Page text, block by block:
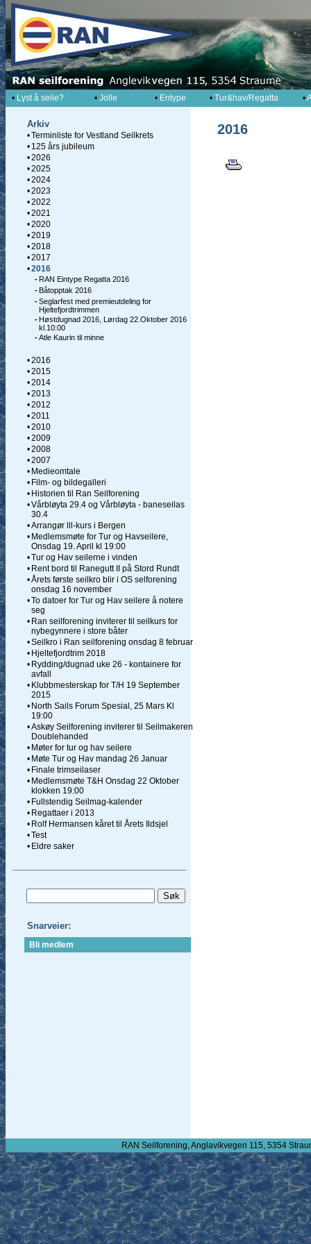
• Lyst å seile? • Jolle • Entype • Tur&hav/Regatta •
Arkiv
•Terminliste for Vestland Seilkrets
• 125 års jubileum
•2026
•2025
•2024
•2023
•2022
•2021
•2020
•2019
•2018
•2017
•2016
-RAN Eintype Regatta 2016
-Båtopptak 2016
-Seglarfest med premieutdeling for
Hjeltefjordtrimmen
-Høstdugnad 2016, Lørdag 22.Oktober 2016
kl.10:00
-Atle Kaurin til minne
•2016
•2015
•2014
•2013
•2012
•2011
•2010
•2009
•2008
•2007
• Medieomtale
• Film- og bildegalleri
• Historien til Ran Seilforening
•Vårbløyta 29.4 og Vårbløyta - baneseilas
30.4
•Arrangør lll-kurs i Bergen
• Medlemsmøte for Tur og Havseilere,
Onsdag 19. April kl 19:00
•Tur og Hav seilerne i vinden
• Rent bord til Ranegutt II på Stord Rundt
•Årets første seilkro blir i OS selforening
onsdag 16 november
•To datoer for Tur og Hav seilere å notere
seg
• Ran seilforening inviterer til seilkurs for
nybegynnere i store båter
•Seilkro i Ran seilforening onsdag 8 februar
• Hjeltefjordtrim 2018
• Rydding/dugnad uke 26 - kontainere for
avfall
• Klubbmesterskap for T/H 19 September
2015
• North Sails Forum Spesial, 25 Mars Kl
19:00
•Askøy Seilforening inviterer til Seilmakeren
Doublehanded
• Møter for tur og hav seilere
• Møte Tur og Hav mandag 26 Januar
• Finale trimseilaser
• Medlemsmøte T&H Onsdag 22 Oktober
klokken 19:00
• Fullstendig Seilmag-kalender
• Regattaer i 2013
• Rolf Hermansen kåret til Årets Ildsjel
•Test
• Eldre saker
Snarveier:
Bli medlem
2016
RAN Seilforening, Anglavikvegen 115, 5354